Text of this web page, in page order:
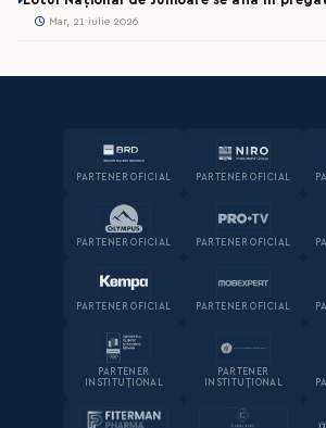
Mar, 21 iulie 2026
PARTENER OFICIAL PARTENER OFICIAL
PARTENER OFICIAL PARTENER OFICIAL
PARTENER OFICIAL PARTENER OFICIAL
PARTENER
INSTITUȚIONAL
PARTENER
INSTITUȚIONAL